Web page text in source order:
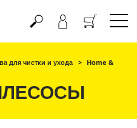
для чистки и ухода
Home &